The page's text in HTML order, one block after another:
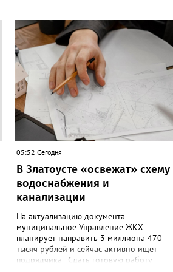
05:52 Сегодня
В Златоусте «освежат» схему
водоснабжения и
канализации
На актуализацию документа
муниципальное Управление ЖКХ
планирует направить 3 миллиона 470
тысяч рублей и сейчас активно ищет
подрядчика. Сдать готовую работу